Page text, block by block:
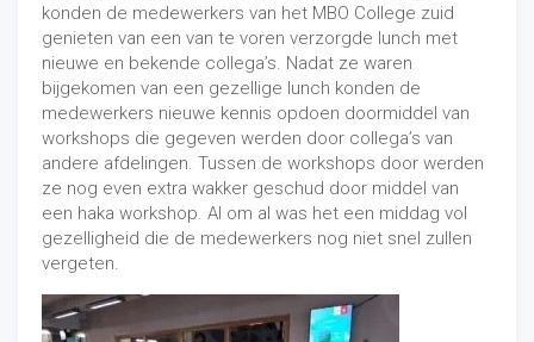
konden de medewerkers van het MBO College zuid
genieten van een van te voren verzorgde lunch met
nieuwe en bekende collega’s. Nadat ze waren
bijgekomen van een gezellige lunch konden de
medewerkers nieuwe kennis opdoen doormiddel van
workshops die gegeven werden door collega’s van
andere afdelingen. Tussen de workshops door werden
ze nog even extra wakker geschud door middel van
een haka workshop. Al om al was het een middag vol
gezelligheid die de medewerkers nog niet snel zullen
vergeten.